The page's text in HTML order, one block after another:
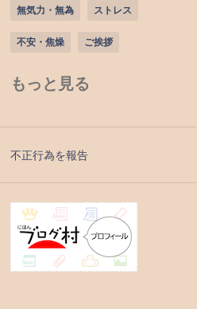
無気力・無為 ストレス
不安・焦燥 ご挨拶
ほんで、こうしてみた！
丸呑み 作り話・嘘
個性・持ち味・魅力・長所
出まかせを言う 大切な思い出
もっと見る
不正行為を報告